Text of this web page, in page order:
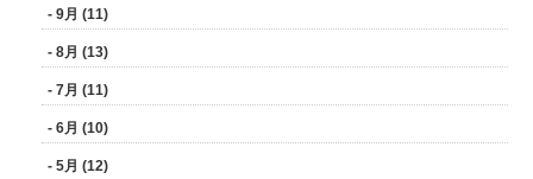
- 9月 (11)
- 8月 (13)
- 7月 (11)
- 6月 (10)
- 5月 (12)